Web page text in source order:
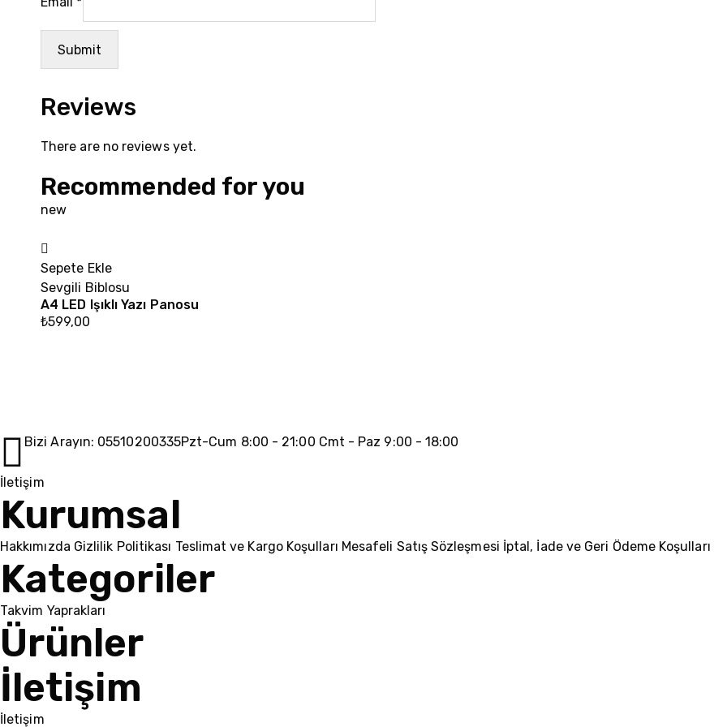
Reviews
There are no reviews yet.
Recommended for you
new
Sepete Ekle
Sevgili Biblosu
A4 LED Işıklı Yazı Panosu
₺599,00
Bizi Arayın: 05510200335Pzt-Cum 8:00 - 21:00 Cmt - Paz 9:00 - 18:00
İletişim
Kurumsal
Hakkımızda Gizlilik Politikası Teslimat ve Kargo Koşulları Mesafeli Satış Sözleşmesi İptal, İade ve Geri Ödeme Koşulları
Kategoriler
Takvim Yaprakları
Ürünler
İletişim
İletişim